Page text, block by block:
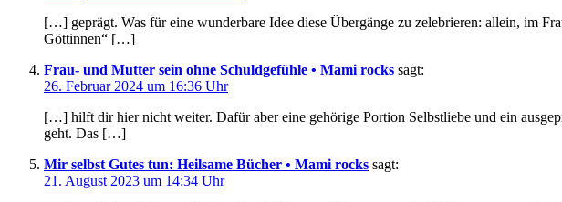
[…] geprägt. Was für eine wunderbare Idee diese Übergänge zu zelebrieren: allein, im
Göttinnen“ […]
Frau- und Mutter sein ohne Schuldgefühle • Mami rocks sagt:
26. Februar 2024 um 16:36 Uhr
[…] hilft dir hier nicht weiter. Dafür aber eine gehörige Portion Selbstliebe und ein
geht. Das […]
Mir selbst Gutes tun: Heilsame Bücher • Mami rocks sagt:
21. August 2023 um 14:34 Uhr